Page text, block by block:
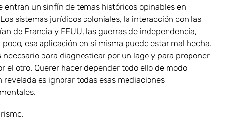
entran un sinfín de temas históricos opinables en
sistemas jurídicos coloniales, la interacción con las
de Francia y EEUU, las guerras de independencia,
poco, esa aplicación en sí misma puede estar mal hecha.
necesario para diagnosticar por un lago y para proponer
el otro. Querer hacer depender todo ello de modo
revelada es ignorar todas esas mediaciones